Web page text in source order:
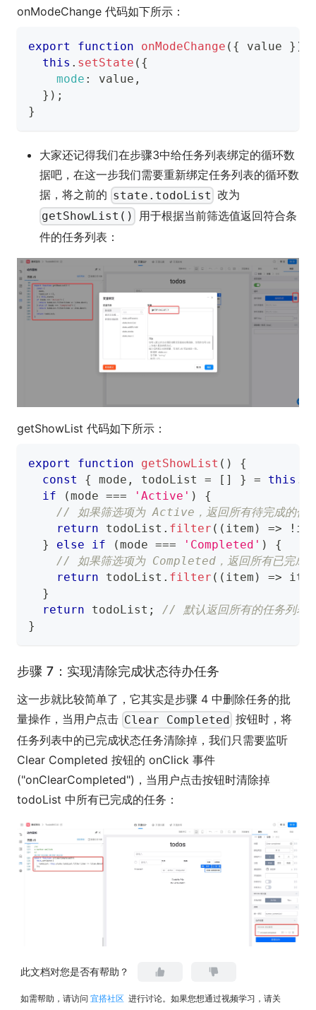
onModeChange 代码如下所示：
export function onModeChange ( { value } )
this . setState ( {
mode : value ,
} ) ;
}
大家还记得我们在步骤3中给任务列表绑定的循环数
据吧，在这一步我们需要重新绑定任务列表的循环数
据，将之前的 state.todoList 改为
getShowList()
用于根据当前筛选值返回符合条
件的任务列表：
getShowList 代码如下所示：
export function getShowList ( )
{
const
{ mode , todoList = [ ] } = this .
if
(mode === 'Active' )
{
// 如果筛选项为 Active，返回所有待完成的任
return todoList . filter ( ( item ) => !
}
else if (mode === 'Completed' )
{
// 如果筛选项为 Completed，返回所有已完成
return todoList . filter ( ( item ) =>
}
return todoList ;
// 默认返回所有的任务列表
}
步骤 7：实现清除完成状态待办任务
这一步就比较简单了，它其实是步骤 4 中删除任务的批
量操作，当用户点击 Clear Completed 按钮时，将
任务列表中的已完成状态任务清除掉，我们只需要监听
Clear Completed 按钮的 onClick 事件
("onClearCompleted")，当用户点击按钮时清除掉
todoList 中所有已完成的任务：
onClearCompleted 代码如下所示：
此文档对您是否有帮助？
如需帮助，请访问 宜搭社区 进行讨论。如果您想通过视频学习，请关